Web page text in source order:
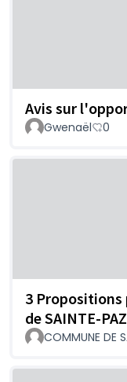
Avis sur
Gwenaël 0
3 Propositions
de SAINTE-
COMMUNE DE